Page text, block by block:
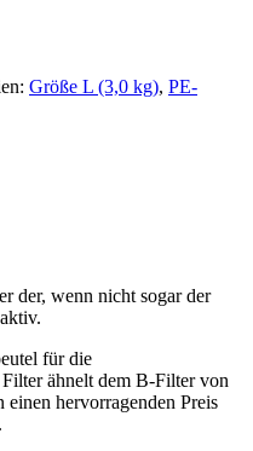
Größe L (3,0 kg), PE-
der, wenn nicht sogar der
für die
ähnelt dem B-Filter von
hervorragenden Preis